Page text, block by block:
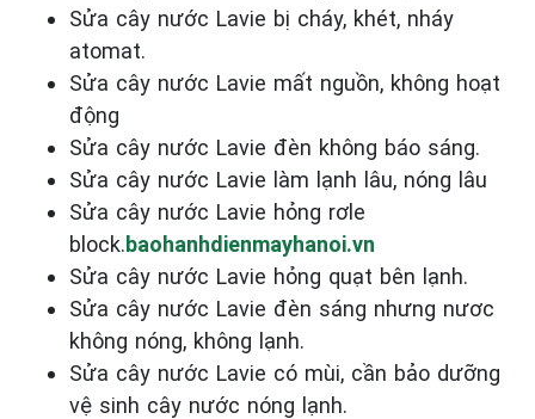
Sửa cây nước Lavie bị cháy, khét, nháy
atomat.
Sửa cây nước Lavie mất nguồn, không hoạt
động
Sửa cây nước Lavie đèn không báo sáng.
Sửa cây nước Lavie làm lạnh lâu, nóng lâu
Sửa cây nước Lavie hỏng rơle
block.baohanhdienmayhanoi.vn
Sửa cây nước Lavie hỏng quạt bên lạnh.
Sửa cây nước Lavie đèn sáng nhưng nươc
không nóng, không lạnh.
Sửa cây nước Lavie có mùi, cần bảo dưỡng
vệ sinh cây nước nóng lạnh.